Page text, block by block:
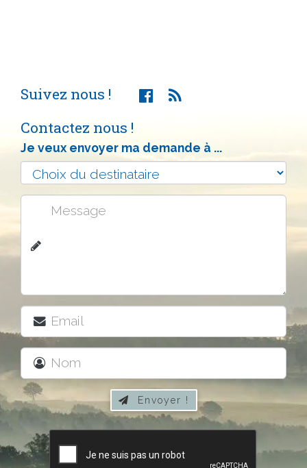
Suivez nous !
Contactez nous !
Je veux envoyer ma demande à ...
 Envoyer !